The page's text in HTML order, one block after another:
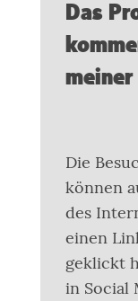
Das
Die
können
des
einen
geklickt
in Social